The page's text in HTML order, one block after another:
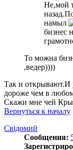
Не,мой
намыл
бизнес
То можна
,ведер))))
Так и открывают.И
дороже чем в
Скажи мне чей
Вернуться к началу
Свідомий
Сообщения: